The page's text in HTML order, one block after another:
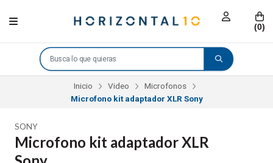
(0)
Inicio Video
Microfonos
Microfono kit adaptador XLR Sony
SONY
Microfono kit adaptador XLR